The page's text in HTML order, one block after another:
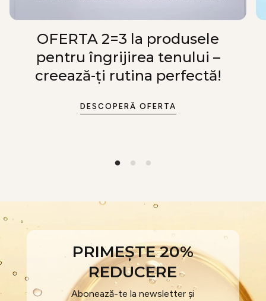
OFERTA 2=3 la produsele
pentru îngrijirea tenului –
creează-ți rutina perfectă!
DESCOPERĂ OFERTA
PRIMEȘTE 20%
REDUCERE
Abonează-te la newsletter și